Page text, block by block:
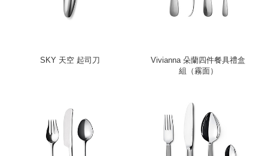
SKY 天空 起司刀
Vivianna 朵蘭四件餐具禮盒
組（霧面）